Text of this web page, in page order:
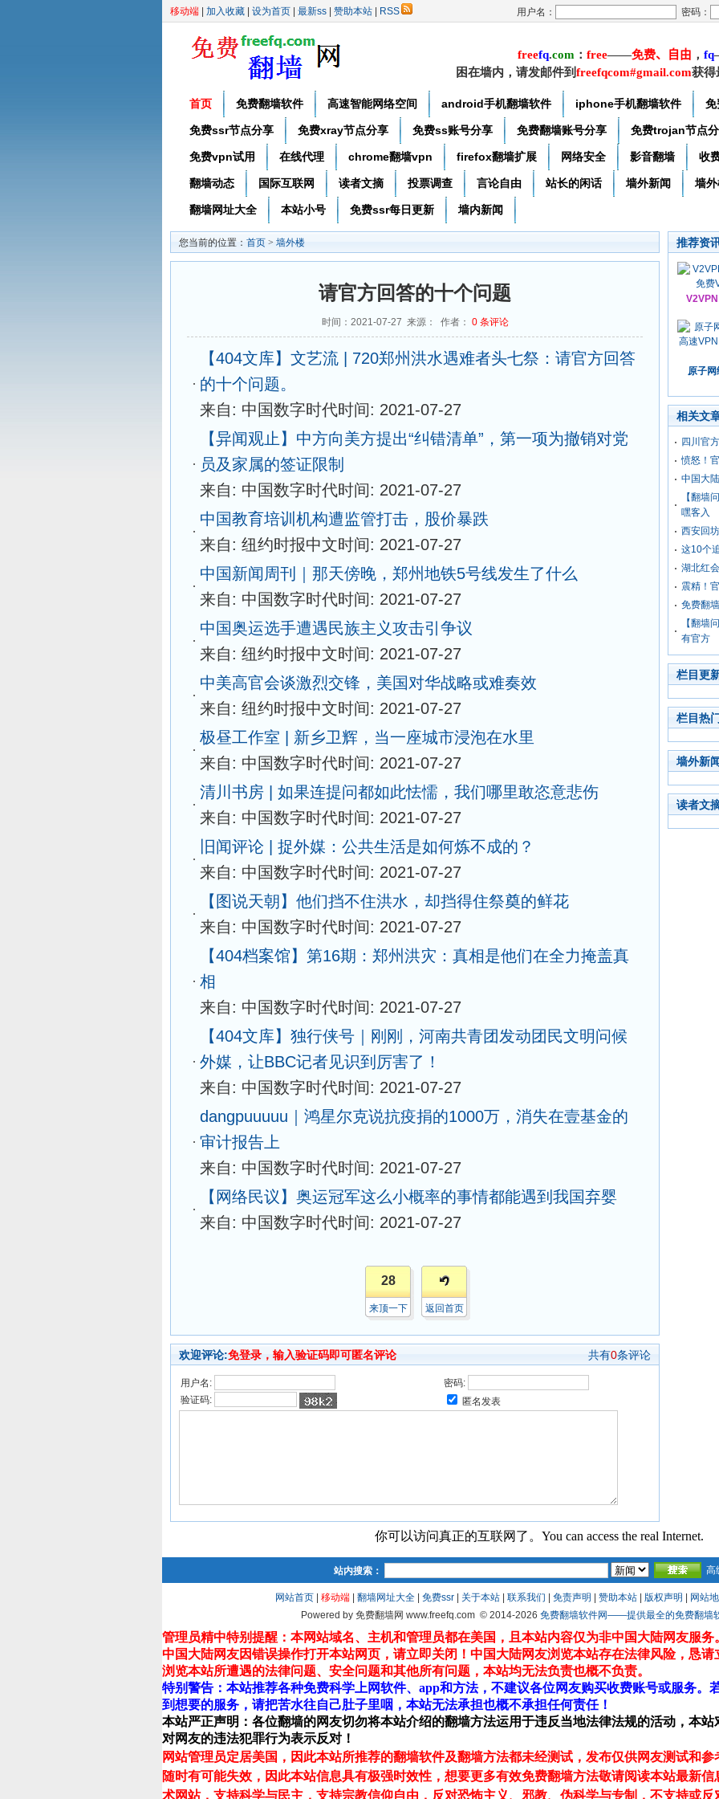
移动端 加入收藏 设为首页 最新ss 赞助本站 RSS 用户名： 密码：
freefq.com ： free——免费、自由 ， fq
困在墙内，请发邮件到freefqcom#gmail.com获得
首页 免费翻墙软件 高速智能网络空间 android手机翻墙软件 iphone手机翻墙软件 免
免费ssr节点分享 免费xray节点分享 免费ss账号分享 免费翻墙账号分享 免费trojan节点
免费vpn试用 在线代理 chrome翻墙vpn firefox翻墙扩展 网络安全 影音翻墙 收
翻墙动态 国际互联网 读者文摘 投票调查 言论自由 站长的闲话 墙外新闻 墙
翻墙网址大全 本站小号 免费ssr每日更新 墙内新闻
您当前的位置： 首页 > 墙外楼
请官方回答的十个问题
时间：2021-07-27 来源： 作者： 0 条评论
【404文库】文艺流 | 720郑州洪水遇难者头七祭：请官方回答
的十个问题。
来自: 中国数字时代时间: 2021-07-27
【异闻观止】中方向美方提出“纠错清单”，第一项为撤销对党
员及家属的签证限制
来自: 中国数字时代时间: 2021-07-27
中国教育培训机构遭监管打击，股价暴跌
来自: 纽约时报中文时间: 2021-07-27
中国新闻周刊｜那天傍晚，郑州地铁5号线发生了什么
来自: 中国数字时代时间: 2021-07-27
中国奥运选手遭遇民族主义攻击引争议
来自: 纽约时报中文时间: 2021-07-27
中美高官会谈激烈交锋，美国对华战略或难奏效
来自: 纽约时报中文时间: 2021-07-27
极昼工作室 | 新乡卫辉，当一座城市浸泡在水里
来自: 中国数字时代时间: 2021-07-27
清川书房 | 如果连提问都如此怯懦，我们哪里敢恣意悲伤
来自: 中国数字时代时间: 2021-07-27
旧闻评论 | 捉外媒：公共生活是如何炼不成的？
来自: 中国数字时代时间: 2021-07-27
【图说天朝】他们挡不住洪水，却挡得住祭奠的鲜花
来自: 中国数字时代时间: 2021-07-27
【404档案馆】第16期：郑州洪灾：真相是他们在全力掩盖真
相
来自: 中国数字时代时间: 2021-07-27
【404文库】独行侠号｜刚刚，河南共青团发动团民文明问候
外媒，让BBC记者见识到厉害了！
来自: 中国数字时代时间: 2021-07-27
dangpuuuuu｜鸿星尔克说抗疫捐的1000万，消失在壹基金的
审计报告上
来自: 中国数字时代时间: 2021-07-27
【网络民议】奥运冠军这么小概率的事情都能遇到我国弃婴
来自: 中国数字时代时间: 2021-07-27
28
来顶一下 返回首页
欢迎评论:免登录，输入验证码即可匿名评论 共有0条评论
用户名:
密码:
验证码:
匿名发表
推荐资
原子
相关文
四川官
愤怒！
中国大
【翻墙
嘿客入
西安回
这10个
湖北红
震精！
免费翻
【翻墙
有官方
栏目更
栏目热
墙外新
读者文
你可以访问真正的互联网了。You can access the real Internet.
站内搜索： 高
网站首页 移动端 翻墙网址大全 免费ssr 关于本站 联系我们 免责声明 赞助本站 版权声明
网站
Powered by 免费翻墙网 www.freefq.com© 2014-2026 免费翻墙软件网——提供最全的免费翻墙
管理员精中特别提醒：本网站域名、主机和管理员都在美国，且本站内容仅为非中国大陆网友服
中国大陆网友因错误操作打开本站网页，请立即关闭！中国大陆网友浏览本站存在法律风险，恳
浏览本站所遭遇的法律问题、安全问题和其他所有问题，本站均无法负责也概不负责。
特别警告：本站推荐各种免费科学上网软件、app和方法，不建议各位网友购买收费账号或服务。
到想要的服务，请把苦水往自己肚子里咽，本站无法承担也概不承担任何责任！
本站严正声明：各位翻墙的网友切勿将本站介绍的翻墙方法运用于违反当地法律法规的活动，本
对网友的违法犯罪行为表示反对！
网站管理员定居美国，因此本站所推荐的翻墙软件及翻墙方法都未经测试，发布仅供网友测试和
随时有可能失效，因此本站信息具有极强时效性，想要更多有效免费翻墙方法敬请阅读本站最新
术网站，支持科学与民主，支持宗教信仰自由，反对恐怖主义、邪教、伪科学与专制，不支持或